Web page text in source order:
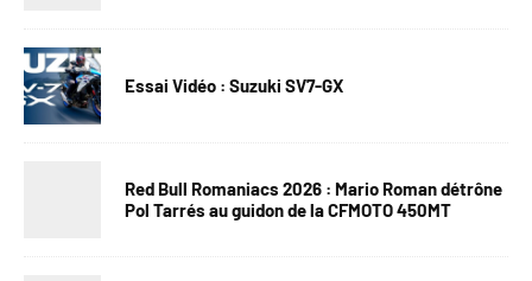
Essai Vidéo : Suzuki SV7-GX
Red Bull Romaniacs 2026 : Mario Roman détrône
Pol Tarrés au guidon de la CFMOTO 450MT